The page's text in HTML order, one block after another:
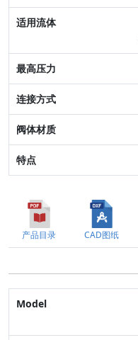
最高压力
阀体材质
特点
产品目录 CAD图纸
Model
口径